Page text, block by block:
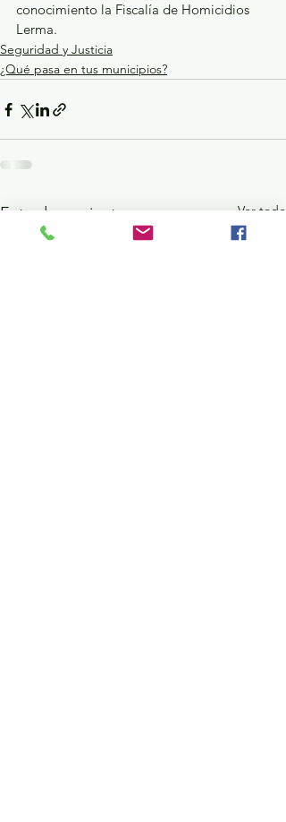
conocimiento la Fiscalía de Homicidios
Lerma.
Seguridad y Justicia
¿Qué pasa en tus municipios?
Entradas recientes Ver todo